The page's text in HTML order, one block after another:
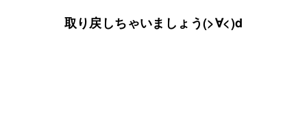
取り戻しちゃいましょう(>∀<)d